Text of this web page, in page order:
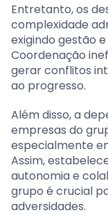
Entretanto, os
complexidade
exigindo gestão
Coordenação
gerar conflitos
ao progresso.
Além disso, a
empresas do
especialmente
Assim,
autonomia e
grupo é crucial
adversidades.